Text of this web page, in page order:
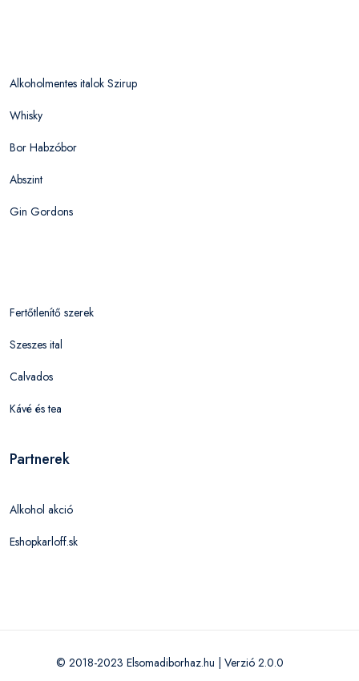
Alkoholmentes italok Szirup
Whisky
Bor Habzóbor
Abszint
Gin Gordons
Fertőtlenítő szerek
Szeszes ital
Calvados
Kávé és tea
Partnerek
Alkohol akció
Eshopkarloff.sk
© 2018-2023 Elsomadiborhaz.hu | Verzió 2.0.0